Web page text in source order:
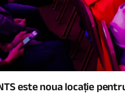
este noua locație